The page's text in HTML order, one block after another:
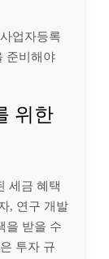
업자등록
준비해야
위한
세금 혜택
, 연구 개발
을 받을 수
투자 규